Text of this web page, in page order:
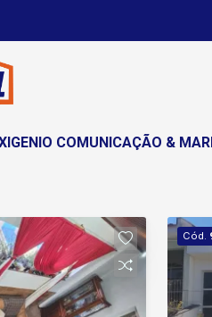
COMUNICAÇÃO &
Cód.